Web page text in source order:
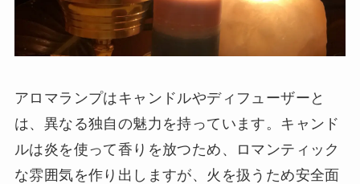
アロマランプはキャンドルやディフューザーと
は、異なる独自の魅力を持っています。キャンド
ルは炎を使って香りを放つため、ロマンティック
な雰囲気を作り出しますが、火を扱うため安全面